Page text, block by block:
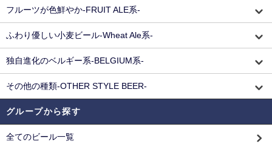
フルーツが色鮮やか-FRUIT ALE系-
ふわり優しい小麦ビール-Wheat Ale系-
独自進化のベルギー系-BELGIUM系-
その他の種類-OTHER STYLE BEER-
グループから探す
全てのビール一覧